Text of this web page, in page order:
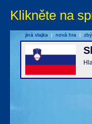
Klikněte na
jiná vlajka | nová hra |